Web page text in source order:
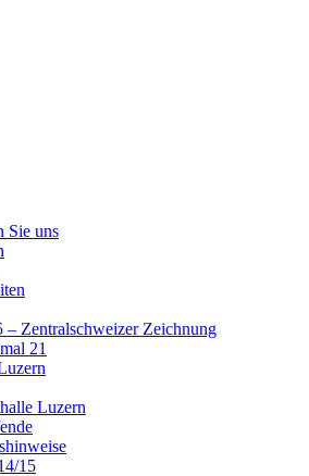
Sie uns
– Zentralschweizer Zeichnung
21
Luzern
15